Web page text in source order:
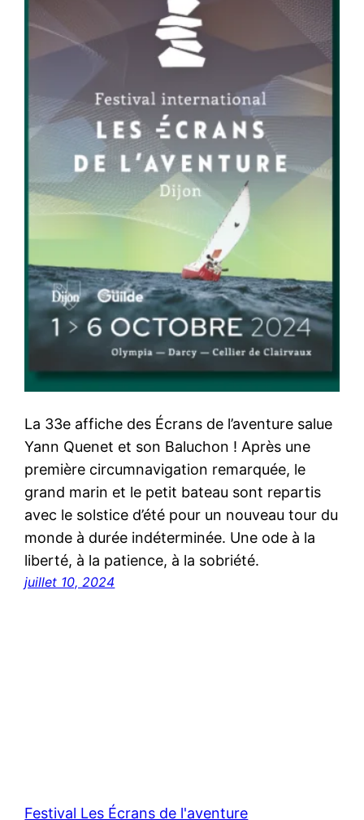
La 33e affiche des Écrans de l’aventure salue
Yann Quenet et son Baluchon ! Après une
première circumnavigation remarquée, le
grand marin et le petit bateau sont repartis
avec le solstice d’été pour un nouveau tour du
monde à durée indéterminée. Une ode à la
liberté, à la patience, à la sobriété.
juillet 10, 2024
Festival Les Écrans de l'aventure